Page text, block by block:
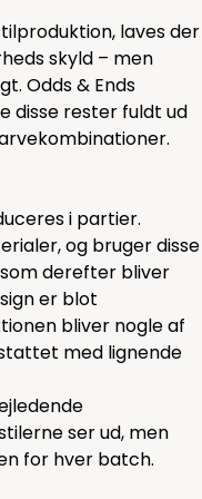
laves der
skyld – men
Odds & Ends
disse rester fuldt ud
i partier.
og bruger disse
derefter bliver
er blot
bliver nogle af
med lignende
ser ud, men
for hver batch.